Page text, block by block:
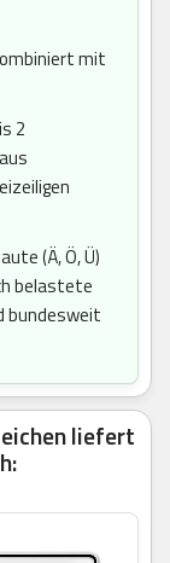
mit
2
(Ä, Ö, Ü)
belastete
bundesweit
liefert